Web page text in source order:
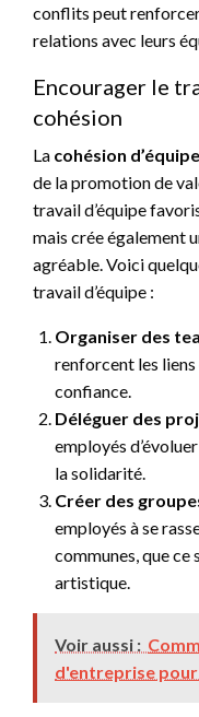
conflits peut
relations avec leurs
Encourager le
cohésion
La cohésion d’équipe
de la promotion de
travail d’équipe
mais crée également
agréable. Voici
travail d’équipe :
Organiser des
renforcent les
confiance.
Déléguer des
employés
la solidarité.
Créer des
employés à se
communes, que
artistique.
Voir aussi :
d'entreprise